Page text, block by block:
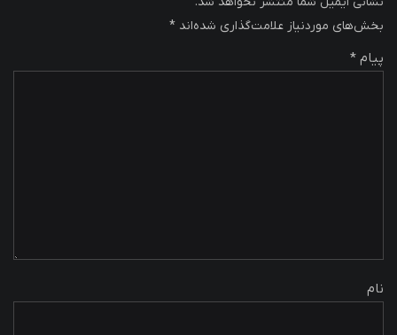
بخش‌های موردنیاز علامت‌گذاری شده‌اند *
پیام *
نام